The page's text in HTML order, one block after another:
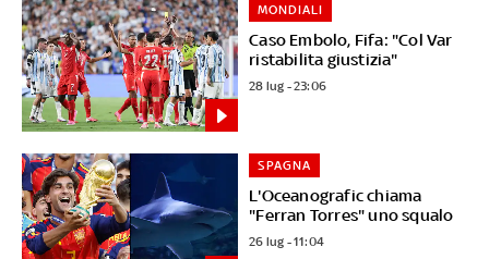
Caso Embolo, Fifa: "Col Var
ristabilita giustizia"
MONDIALI
28 lug - 23:06
L'Oceanografic chiama
"Ferran Torres" uno squalo
SPAGNA
26 lug - 11:04